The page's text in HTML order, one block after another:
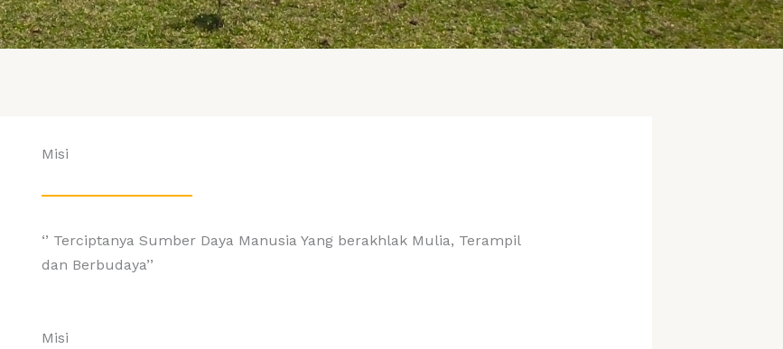
Misi
‘’ Terciptanya Sumber Daya Manusia Yang berakhlak Mulia, Terampil
dan Berbudaya’’
Misi